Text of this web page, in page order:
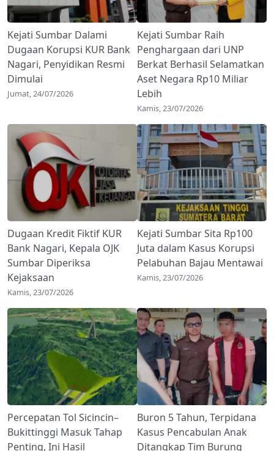
Kejati Sumbar Dalami
Dugaan Korupsi KUR Bank
Nagari, Penyidikan Resmi
Dimulai
Jumat, 24/07/2026
Kejati Sumbar Raih
Penghargaan dari UNP
Berkat Berhasil Selamatkan
Aset Negara Rp10 Miliar
Lebih
Kamis, 23/07/2026
Dugaan Kredit Fiktif KUR
Bank Nagari, Kepala OJK
Sumbar Diperiksa
Kejaksaan
Kamis, 23/07/2026
Kejati Sumbar Sita Rp100
Juta dalam Kasus Korupsi
Pelabuhan Bajau Mentawai
Kamis, 23/07/2026
Percepatan Tol Sicincin–
Bukittinggi Masuk Tahap
Penting, Ini Hasil
Buron 5 Tahun, Terpidana
Kasus Pencabulan Anak
Ditangkap Tim Burung